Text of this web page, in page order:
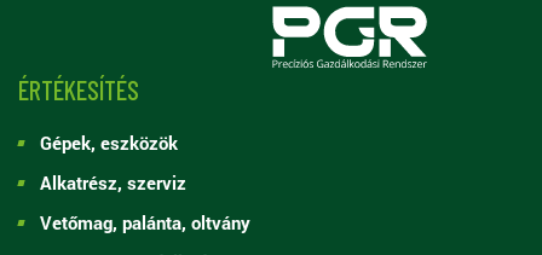
ÉRTÉKESÍTÉS
Gépek, eszközök
Alkatrész, szerviz
Vetőmag, palánta, oltvány